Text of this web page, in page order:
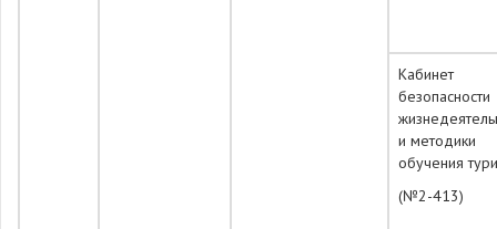
Кабинет
безопасности
и методики
обучения
(№2-413)